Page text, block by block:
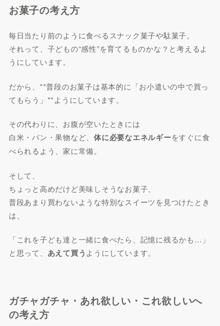
お菓子の考え方
毎日当たり前のように食べるスナック菓子や駄菓子。
それって、子どもの“感性”を育てるものかな？と考えるよ
うにしています。
だから、**普段のお菓子は基本的に「お小遣いの中で買っ
てもらう」**ようにしています。
その代わりに、お腹が空いたときには
白米・パン・果物など、体に必要なエネルギーをすぐに食
べられるよう、家に常備。
そして、
ちょっと高めだけど美味しそうなお菓子、
普段あまり買わないような特別なスイーツを見つけたとき
は、
「これを子ども達と一緒に食べたら、記憶に残るかも…」
と思って、 あえて買う ようにしています。
ガチャガチャ・あれ欲しい・これ欲しいへ
の考え方